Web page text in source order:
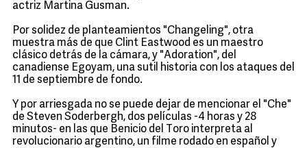
actriz Martina Gusman.
Por solidez de planteamientos "Changeling", otra
muestra más de que Clint Eastwood es un maestro
clásico detrás de la cámara, y "Adoration", del
canadiense Egoyam, una sutil historia con los ataques del
11 de septiembre de fondo.
Y por arriesgada no se puede dejar de mencionar el "Che"
de Steven Soderbergh, dos películas -4 horas y 28
minutos- en las que Benicio del Toro interpreta al
revolucionario argentino, un filme rodado en español y